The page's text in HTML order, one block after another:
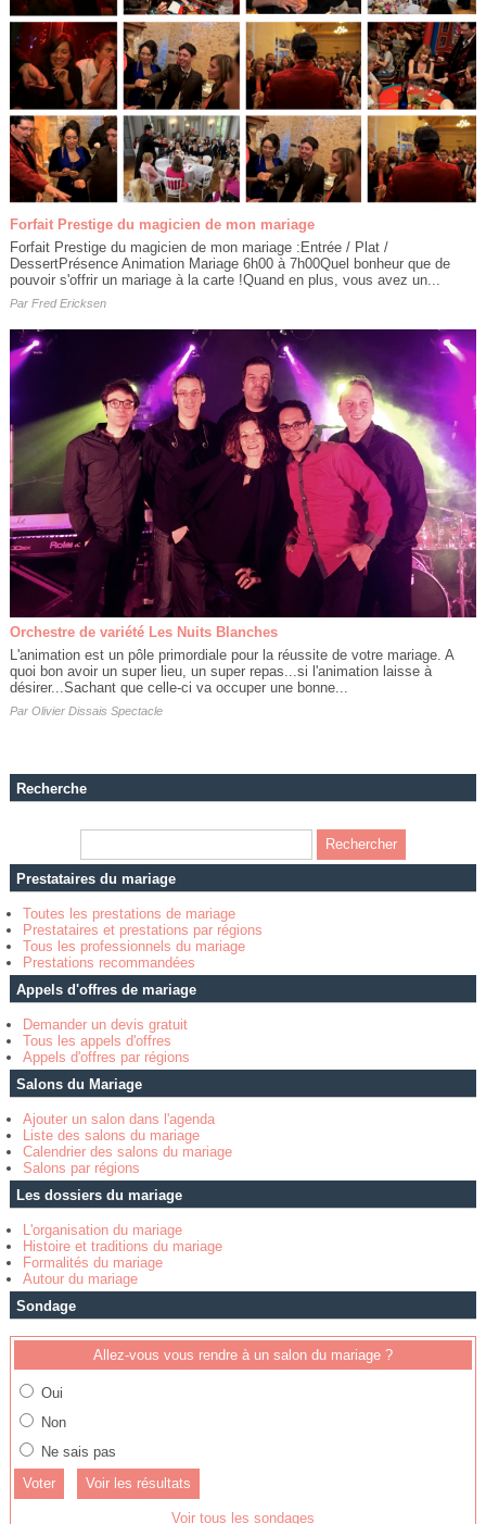
Forfait Prestige du magicien de mon mariage
Forfait Prestige du magicien de mon mariage :Entrée / Plat /
DessertPrésence Animation Mariage 6h00 à 7h00Quel bonheur que de
pouvoir s'offrir un mariage à la carte !Quand en plus, vous avez un...
Par Fred Ericksen
Orchestre de variété Les Nuits Blanches
L'animation est un pôle primordiale pour la réussite de votre mariage. A
quoi bon avoir un super lieu, un super repas...si l'animation laisse à
désirer...Sachant que celle-ci va occuper une bonne...
Par Olivier Dissais Spectacle
Recherche
Prestataires du mariage
Toutes les prestations de mariage
Prestataires et prestations par régions
Tous les professionnels du mariage
Prestations recommandées
Appels d'offres de mariage
Demander un devis gratuit
Tous les appels d'offres
Appels d'offres par régions
Salons du Mariage
Ajouter un salon dans l'agenda
Liste des salons du mariage
Calendrier des salons du mariage
Salons par régions
Les dossiers du mariage
L'organisation du mariage
Histoire et traditions du mariage
Formalités du mariage
Autour du mariage
Sondage
Allez-vous vous rendre à un salon du mariage ?
Oui
Non
Ne sais pas
Voir les résultats
Voir tous les sondages